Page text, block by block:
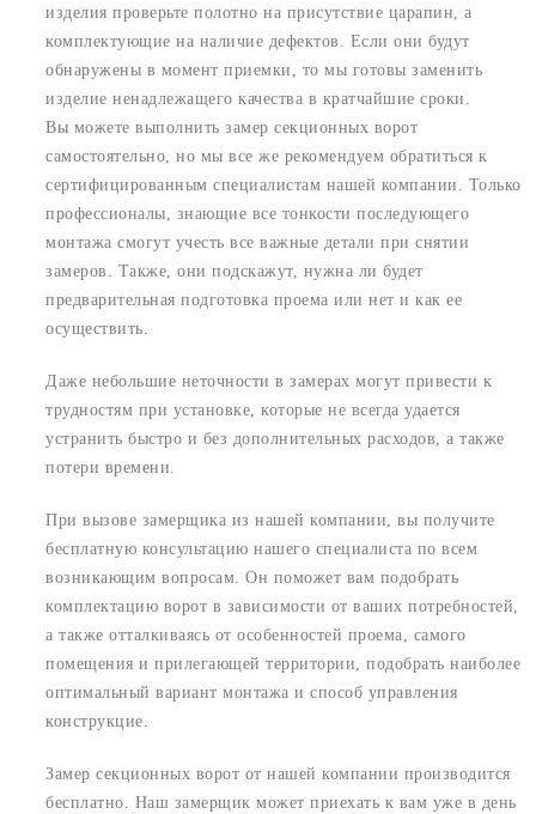
изделия проверьте полотно на присутствие царапин, а
комплектующие на наличие дефектов. Если они будут
обнаружены в момент приемки, то мы готовы заменить
изделие ненадлежащего качества в кратчайшие сроки.
Вы можете выполнить замер секционных ворот
самостоятельно, но мы все же рекомендуем обратиться к
сертифицированным специалистам нашей компании. Только
профессионалы, знающие все тонкости последующего
монтажа смогут учесть все важные детали при снятии
замеров. Также, они подскажут, нужна ли будет
предварительная подготовка проема или нет и как ее
осуществить.
Даже небольшие неточности в замерах могут привести к
трудностям при установке, которые не всегда удается
устранить быстро и без дополнительных расходов, а также
потери времени.
При вызове замерщика из нашей компании, вы получите
бесплатную консультацию нашего специалиста по всем
возникающим вопросам. Он поможет вам подобрать
комплектацию ворот в зависимости от ваших потребностей,
а также отталкиваясь от особенностей проема, самого
помещения и прилегающей территории, подобрать наиболее
оптимальный вариант монтажа и способ управления
конструкцие.
Замер секционных ворот от нашей компании производится
бесплатно. Наш замерщик может приехать к вам уже в день